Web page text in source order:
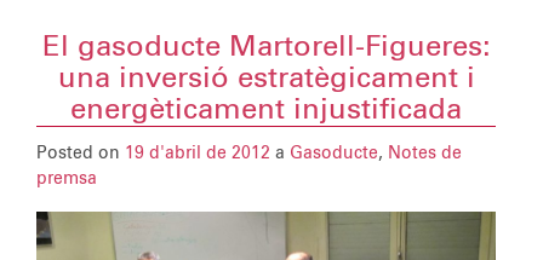
El gasoducte Martorell-Figueres:
una inversió estratègicament i
energèticament injustificada
Posted on 19 d'abril de 2012 a Gasoducte, Notes de
premsa